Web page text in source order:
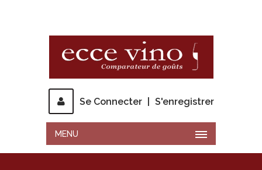
Se Connecter S'enregistrer
MENU